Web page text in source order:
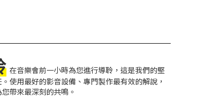
在音樂會前一小時為您進行導聆，這是我們的堅
使用最好的影音設備、專門製作最有效的解說，
帶來最深刻的共鳴。